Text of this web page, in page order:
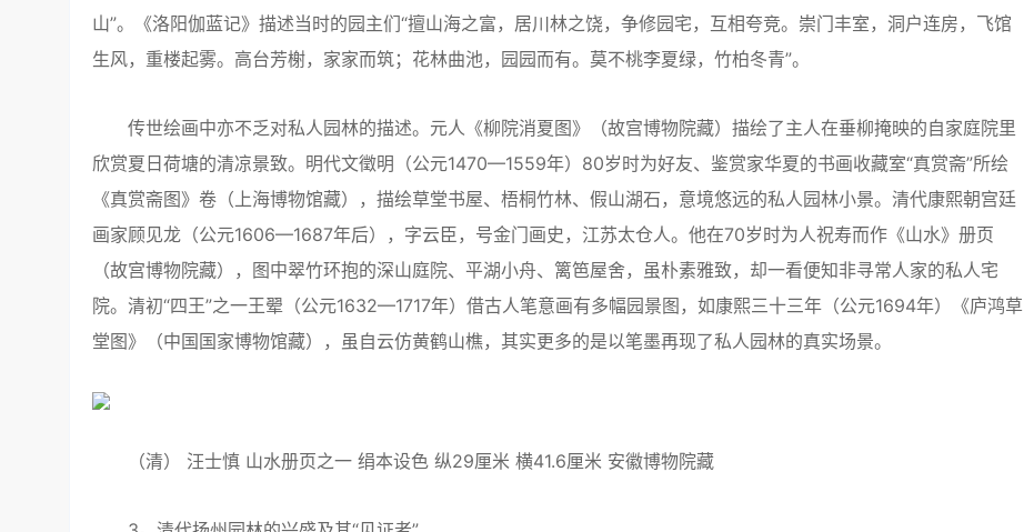
山”。《洛阳伽蓝记》描述当时的园主们“擅山海之富，居川林之饶，争修园宅，互相夸竞。崇门丰室，洞户连房，飞馆
生风，重楼起雾。高台芳榭，家家而筑；花林曲池，园园而有。莫不桃李夏绿，竹柏冬青”。
传世绘画中亦不乏对私人园林的描述。元人《柳院消夏图》（故宫博物院藏）描绘了主人在垂柳掩映的自家庭院里
欣赏夏日荷塘的清凉景致。明代文徵明（公元1470—1559年）80岁时为好友、鉴赏家华夏的书画收藏室“真赏斋”所绘
《真赏斋图》卷（上海博物馆藏），描绘草堂书屋、梧桐竹林、假山湖石，意境悠远的私人园林小景。清代康熙朝宫廷
画家顾见龙（公元1606—1687年后），字云臣，号金门画史，江苏太仓人。他在70岁时为人祝寿而作《山水》册页
（故宫博物院藏），图中翠竹环抱的深山庭院、平湖小舟、篱笆屋舍，虽朴素雅致，却一看便知非寻常人家的私人宅
院。清初“四王”之一王翚（公元1632—1717年）借古人笔意画有多幅园景图，如康熙三十三年（公元1694年）《庐鸿草
堂图》（中国国家博物馆藏），虽自云仿黄鹤山樵，其实更多的是以笔墨再现了私人园林的真实场景。
（清） 汪士慎 山水册页之一 绢本设色 纵29厘米 横41.6厘米 安徽博物院藏